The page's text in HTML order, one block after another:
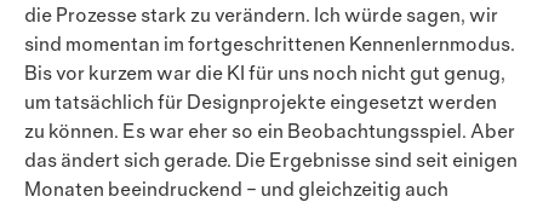
die Prozesse stark zu verändern. Ich würde sagen, wir
sind momentan im fortgeschrittenen Kennenlernmodus.
Bis vor kurzem war die KI für uns noch nicht gut genug,
um tatsächlich für Designprojekte eingesetzt werden
zu können. Es war eher so ein Beobachtungs­spiel. Aber
das ändert sich gerade. Die Ergebnisse sind seit einigen
Monaten beeindruckend – und gleich­zeitig auch